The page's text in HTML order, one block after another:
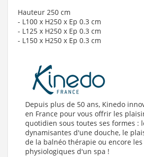
Hauteur 250 cm
- L100 x H250 x Ep 0.3 cm
- L125 x H250 x Ep 0.3 cm
- L150 x H250 x Ep 0.3 cm
Depuis plus de 50 ans, Kinedo
en France pour vous offrir les
quotidien sous toutes ses formes :
dynamisantes d'une douche, le
de la balnéo thérapie ou encore
physiologiques d'un spa !